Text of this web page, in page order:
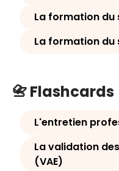
La formation du
La formation du
📇 Flashcards
L'entretien
La validation
(VAE)